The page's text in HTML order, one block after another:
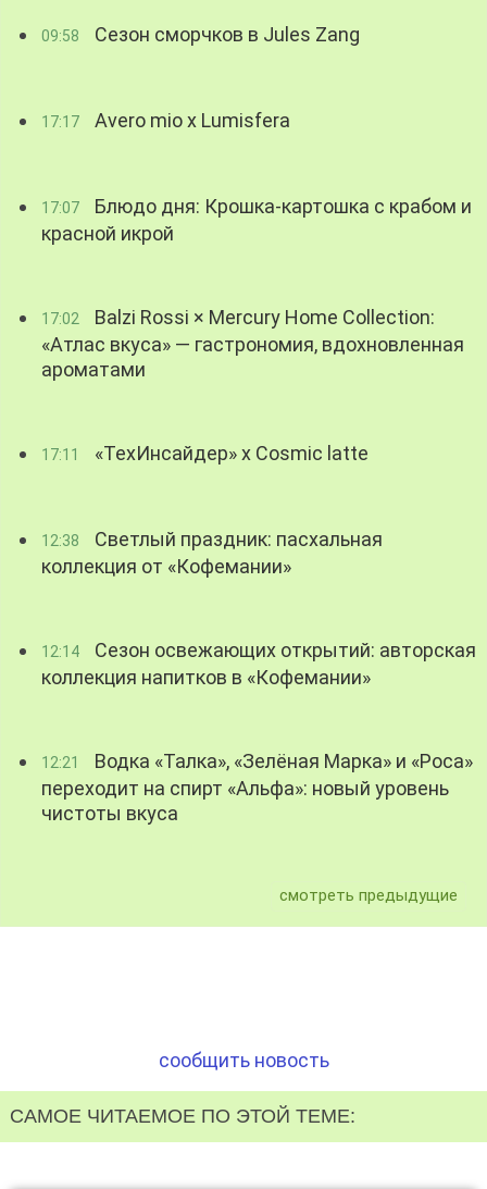
09:58 Сезон сморчков в Jules Zang
17:17 Avero mio x Lumisfera
17:07
Блюдо дня: Крошка-картошка с крабом и
красной икрой
17:02
Balzi Rossi × Mercury Home Collection:
«Атлас вкуса» — гастрономия, вдохновленная
ароматами
17:11 «ТехИнсайдер» х Cosmic latte
12:38
Светлый праздник: пасхальная
коллекция от «Кофемании»
12:14
Сезон освежающих открытий: авторская
коллекция напитков в «Кофемании»
12:21
Водка «Талка», «Зелёная Марка» и «Роса»
переходит на спирт «Альфа»: новый уровень
чистоты вкуса
смотреть предыдущие
сообщить новость
САМОЕ ЧИТАЕМОЕ ПО ЭТОЙ ТЕМЕ: